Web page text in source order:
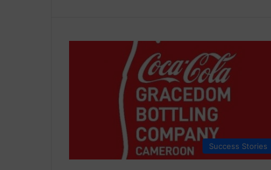
Success Stories